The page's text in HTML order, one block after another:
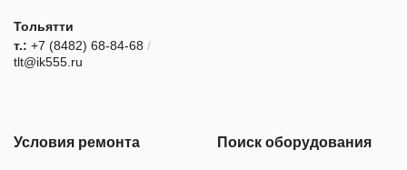
Тольятти
т.: +7 (8482) 68-84-68 /
tlt@ik555.ru
Условия ремонта Поиск оборудования